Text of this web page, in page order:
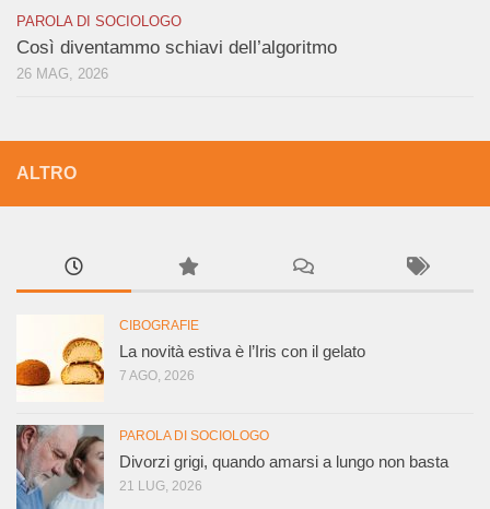
PAROLA DI SOCIOLOGO
Così diventammo schiavi dell’algoritmo
26 MAG, 2026
ALTRO
CIBOGRAFIE
La novità estiva è l’Iris con il gelato
7 AGO, 2026
PAROLA DI SOCIOLOGO
Divorzi grigi, quando amarsi a lungo non basta
21 LUG, 2026